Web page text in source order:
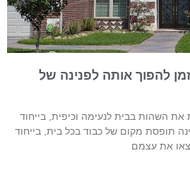
להפוך אותה לפנינה של
השהות בבית לנעימה וכיפית, בייחוד
מקום של כבוד בכל בית, בייחוד
את עצמם